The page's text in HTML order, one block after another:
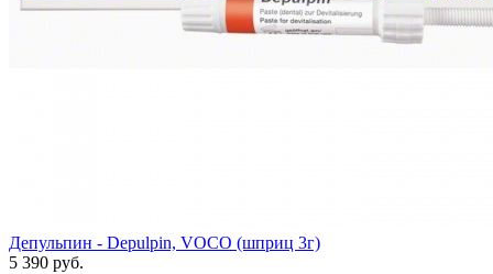
Депульпин - Depulpin, VOCO (шприц 3г)
5 390 руб.